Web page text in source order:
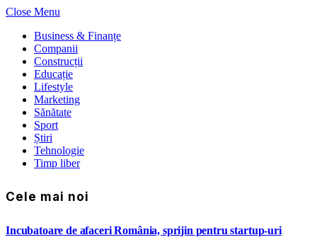
Close Menu
Business & Finanțe
Companii
Construcții
Educație
Lifestyle
Marketing
Sănătate
Sport
Știri
Tehnologie
Timp liber
Cele mai noi
Incubatoare de afaceri România, sprijin pentru startup-uri